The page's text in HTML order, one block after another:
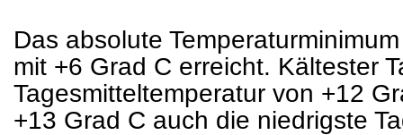
Das absolute
mit +6 Grad C erreicht. Kältester
Tagesmitteltemperatur von +12
+13 Grad C auch die niedrigste